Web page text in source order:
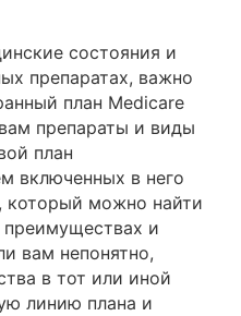
состояния и
препаратах, важно
план Medicare
препараты и виды
план
включенных в него
который можно найти
и
вам непонятно,
в тот или иной
линию плана и